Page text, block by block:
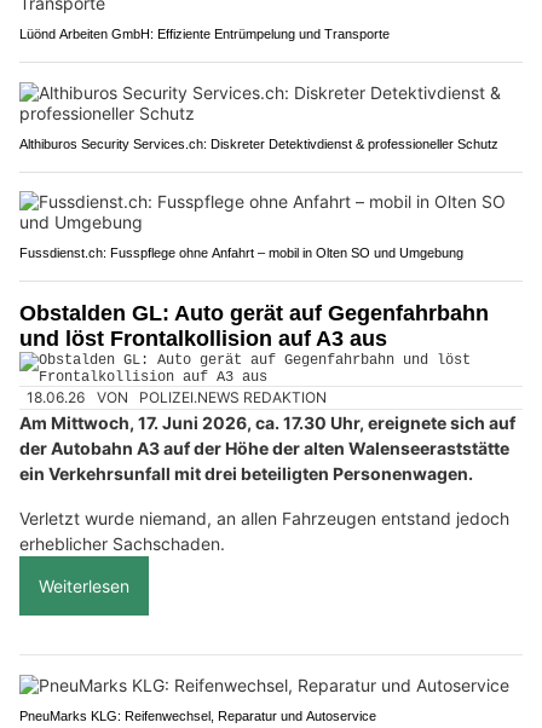
Lüönd Arbeiten GmbH: Effiziente Entrümpelung und Transporte
Althiburos Security Services.ch: Diskreter Detektivdienst & professioneller Schutz
Fussdienst.ch: Fusspflege ohne Anfahrt – mobil in Olten SO und Umgebung
Obstalden GL: Auto gerät auf Gegenfahrbahn
und löst Frontalkollision auf A3 aus
18.06.26 VON POLIZEI.NEWS REDAKTION
Am Mittwoch, 17. Juni 2026, ca. 17.30 Uhr, ereignete sich auf
der Autobahn A3 auf der Höhe der alten Walenseeraststätte
ein Verkehrsunfall mit drei beteiligten Personenwagen.
Verletzt wurde niemand, an allen Fahrzeugen entstand jedoch
erheblicher Sachschaden.
Weiterlesen
PneuMarks KLG: Reifenwechsel, Reparatur und Autoservice